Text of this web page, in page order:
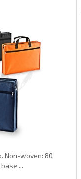
Non-woven: 80
...